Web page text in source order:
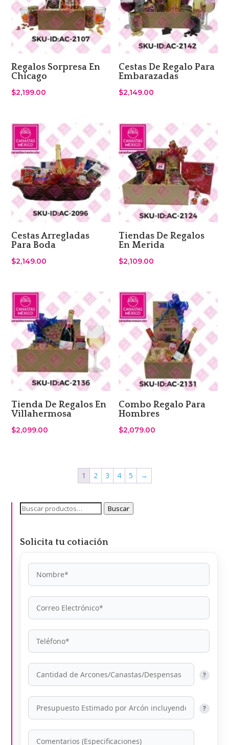
Regalos Sorpresa En
Chicago
$2,199.00
Cestas De Regalo Para
Embarazadas
$2,149.00
Cestas Arregladas
Para Boda
$2,149.00
Tiendas De Regalos
En Merida
$2,109.00
Tienda De Regalos En
Villahermosa
$2,099.00
Combo Regalo Para
Hombres
$2,079.00
1 2 3 4 5 →
Buscar
Buscar
Solicita tu cotiación
?
?